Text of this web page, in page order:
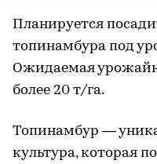
Планируется
топинамбура под
Ожидаемая
более 20 т/га.
Топинамбур —
культура, которая